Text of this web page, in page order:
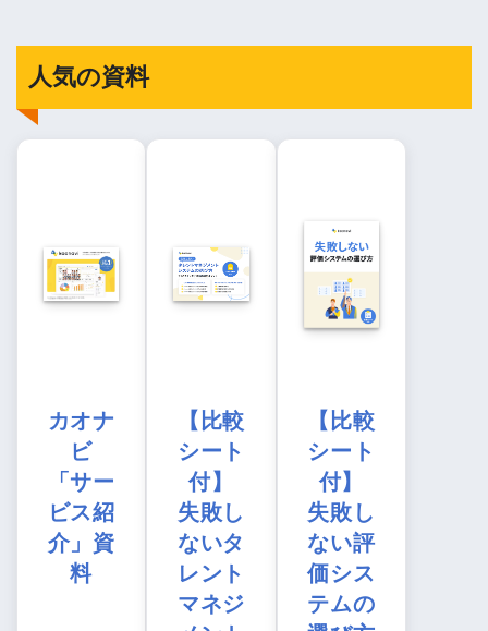
人気の資料
カオナ
ビ
「サー
ビス紹
介」資
料
【比較
シート
付】
失敗し
ないタ
レント
マネジ
【比較
シート
付】
失敗し
ない評
価シス
テムの